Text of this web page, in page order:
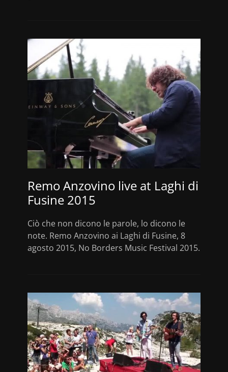
Remo Anzovino live at Laghi di
Fusine 2015
Ciò che non dicono le parole, lo dicono le
note. Remo Anzovino ai Laghi di Fusine, 8
agosto 2015, No Borders Music Festival 2015.